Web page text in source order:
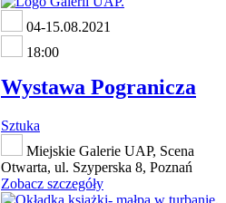
04-15.08.2021
18:00
Wystawa Pogranicza
Sztuka
Miejskie Galerie UAP, Scena
Otwarta, ul. Szyperska 8, Poznań
Zobacz szczegóły